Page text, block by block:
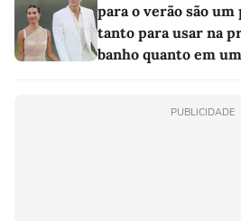
para o verão são
tanto para usar na
banho quanto em
PUBLICIDADE